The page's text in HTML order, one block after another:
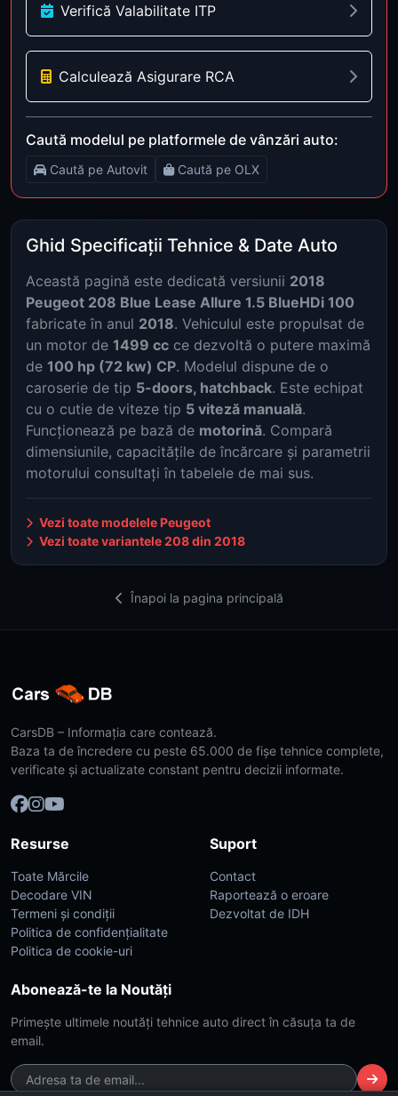
Verifică Valabilitate ITP
Calculează Asigurare RCA
Caută modelul pe platformele de vânzări auto:
Caută pe Autovit Caută pe OLX
Ghid Specificații Tehnice & Date Auto
Această pagină este dedicată versiunii 2018
Peugeot 208 Blue Lease Allure 1.5 BlueHDi 100
fabricate în anul 2018. Vehiculul este propulsat de
un motor de 1499 cc ce dezvoltă o putere maximă
de 100 hp (72 kw) CP. Modelul dispune de o
caroserie de tip 5-doors, hatchback. Este echipat
cu o cutie de viteze tip 5 viteză manuală.
Funcționează pe bază de motorină. Compară
dimensiunile, capacitățile de încărcare și parametrii
motorului consultați în tabelele de mai sus.
Vezi toate modelele Peugeot
Vezi toate variantele 208 din 2018
Înapoi la pagina principală
CarsDB – Informația care contează.
Baza ta de încredere cu peste 65.000 de fișe tehnice complete,
verificate și actualizate constant pentru decizii informate.
Resurse
Toate Mărcile
Decodare VIN
Termeni și condiții
Politica de confidențialitate
Politica de cookie-uri
Suport
Contact
Raportează o eroare
Dezvoltat de IDH
Abonează-te la Noutăți
Primește ultimele noutăți tehnice auto direct în căsuța ta de
email.